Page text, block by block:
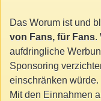
Das Worum ist und
von Fans, für Fans.
aufdringliche
Sponsoring
einschränken würde.
Mit den Einnahmen